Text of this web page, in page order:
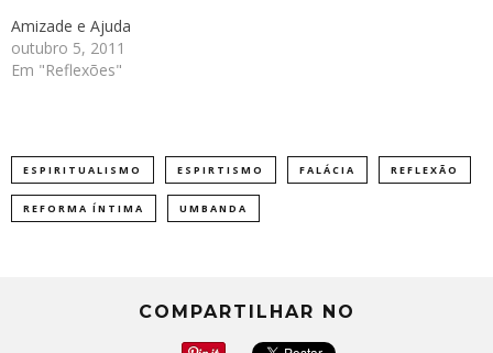
Amizade e Ajuda
outubro 5, 2011
Em "Reflexões"
ESPIRITUALISMO ESPIRTISMO FALÁCIA REFLEXÃO
REFORMA ÍNTIMA UMBANDA
COMPARTILHAR NO